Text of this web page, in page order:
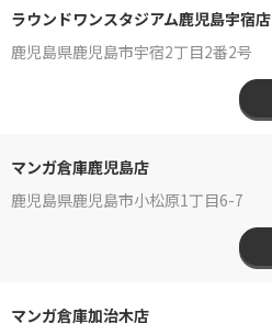
ラウンドワンスタジアム鹿児島宇宿店
鹿児島県鹿児島市宇宿2丁目2番2号
マンガ倉庫鹿児島店
鹿児島県鹿児島市小松原1丁目6-7
マンガ倉庫加治木店